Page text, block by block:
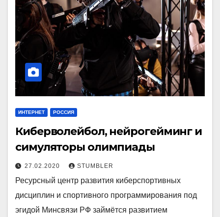
ИНТЕРНЕТ РОССИЯ
Киберволейбол, нейрогейминг и
симуляторы олимпиады
27.02.2020 STUMBLER
Ресурсный центр развития киберспортивных
дисциплин и спортивного программирования под
эгидой Минсвязи РФ займётся развитием